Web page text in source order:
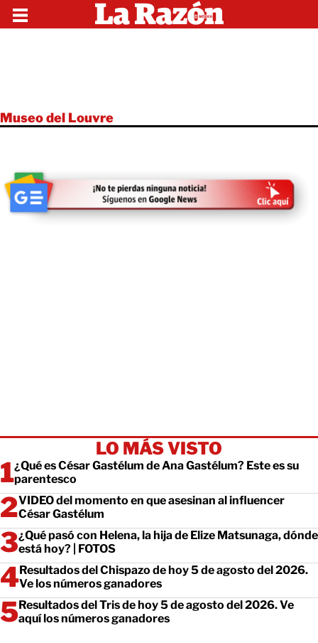
Museo del Louvre
LO MÁS VISTO
¿Qué es César Gastélum de Ana Gastélum? Este es su
parentesco
VIDEO del momento en que asesinan al influencer
César Gastélum
¿Qué pasó con Helena, la hija de Elize Matsunaga, dónde
está hoy? | FOTOS
Resultados del Chispazo de hoy 5 de agosto del 2026.
Ve los números ganadores
Resultados del Tris de hoy 5 de agosto del 2026. Ve
aquí los números ganadores